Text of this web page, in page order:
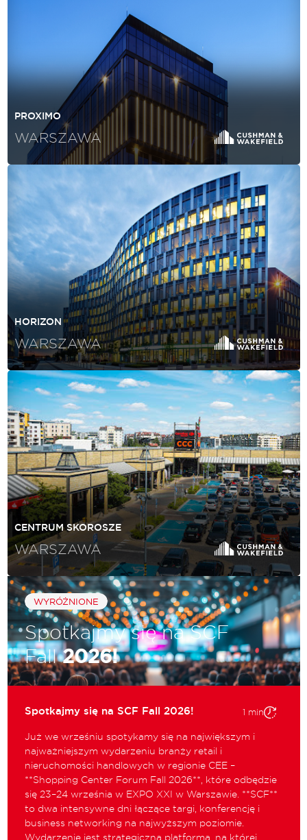
PROXIMO
WARSZAWA
HORIZON
WARSZAWA
CENTRUM SKOROSZE
WARSZAWA
WYRÓŻNIONE
Spotkajmy się na SCF
Fall2026!
1 min
Spotkajmy się na SCF Fall 2026!
Już we wrześniu spotykamy się na największym i
najważniejszym wydarzeniu branży retail i
nieruchomości handlowych w regionie CEE –
**Shopping Center Forum Fall 2026**, które odbędzie
się 23–24 września w EXPO XXI w Warszawie. **SCF**
to dwa intensywne dni łączące targi, konferencję i
business networking na najwyższym poziomie.
Wydarzenie jest strategiczną platformą, na której